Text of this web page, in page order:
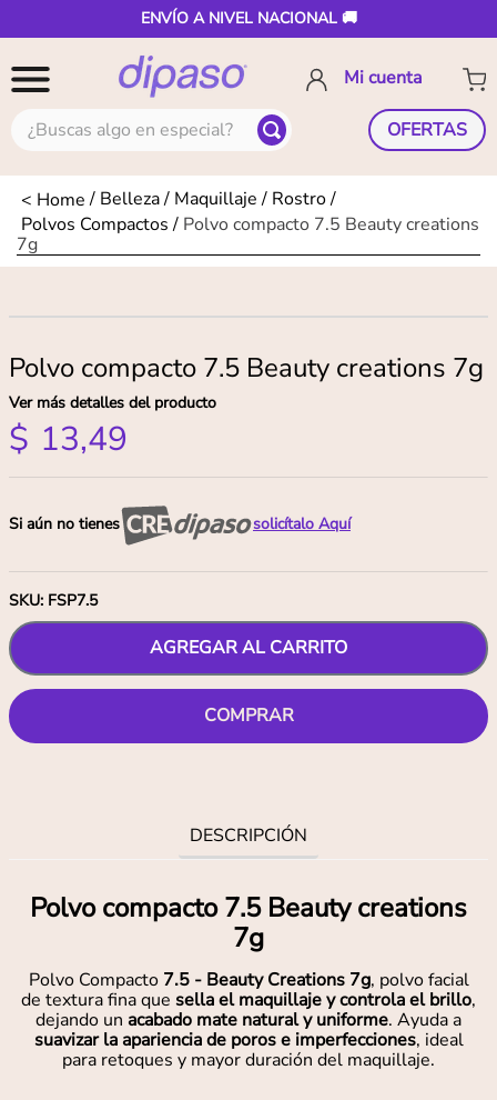
ENVÍO A NIVEL NACIONAL 🚚
¿Buscas algo en especial? OFERTAS
Belleza Maquillaje
Rostro
Polvos Compactos
Polvo compacto 7.5 Beauty creations
7g
Polvo compacto 7.5 Beauty creations 7g
Ver más detalles del producto
$ 13,49
Si aún no tienes solicítalo Aquí
SKU: FSP7.5
AGREGAR AL CARRITO
COMPRAR
DESCRIPCIÓN
Polvo compacto 7.5 Beauty creations
7g
Polvo Compacto 7.5 - Beauty Creations 7g, polvo facial
de textura fina que sella el maquillaje y controla el brillo,
dejando un acabado mate natural y uniforme. Ayuda a
suavizar la apariencia de poros e imperfecciones, ideal
para retoques y mayor duración del maquillaje.